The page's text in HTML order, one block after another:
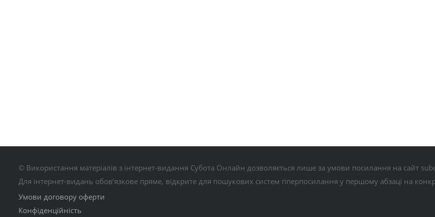
© Використання матеріалів з інтернет-видання Субота Онлайн дозволяється лише за умови посилання на сайт
Для інтернет-видань обов’язкове пряме, відкрите для пошукових систем гіперпосилання у першому абзаці на
Умови договору оферти
Конфіденційність